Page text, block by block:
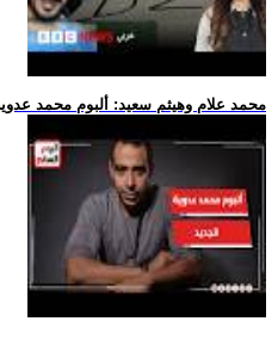
.. محمد علام وهيثم سعيد: ألبوم محمد